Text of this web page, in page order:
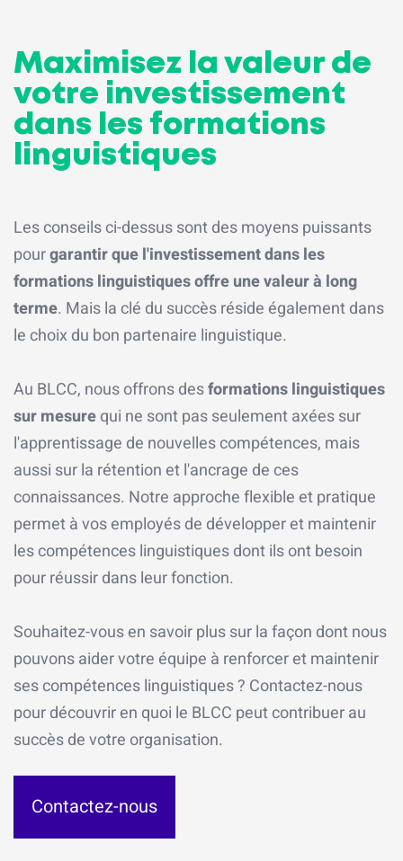
Maximisez la valeur de
votre investissement
dans les formations
linguistiques
Les conseils ci-dessus sont des moyens puissants
pourgarantir que l'investissement dans les
formations linguistiques offre une valeur à long
terme. Mais la clé du succès réside également dans
le choix du bon partenaire linguistique.
Au BLCC, nous offrons desformations linguistiques
sur mesurequi ne sont pas seulement axées sur
l'apprentissage de nouvelles compétences, mais
aussi sur la rétention et l'ancrage de ces
connaissances. Notre approche flexible et pratique
permet à vos employés de développer et maintenir
les compétences linguistiques dont ils ont besoin
pour réussir dans leur fonction.
Souhaitez-vous en savoir plus sur la façon dont nous
pouvons aider votre équipe à renforcer et maintenir
ses compétences linguistiques ? Contactez-nous
pour découvrir en quoi le BLCC peut contribuer au
succès de votre organisation.
Contactez-nous